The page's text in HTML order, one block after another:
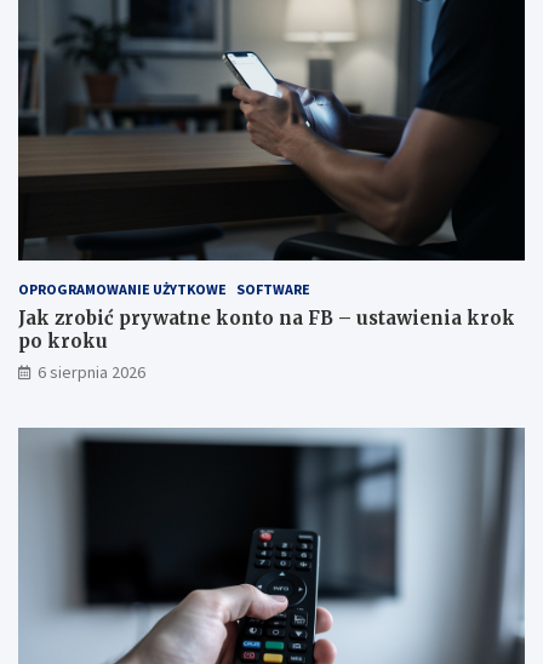
OPROGRAMOWANIE UŻYTKOWE SOFTWARE
Jak zrobić prywatne konto na FB – ustawienia krok
po kroku
6 sierpnia 2026